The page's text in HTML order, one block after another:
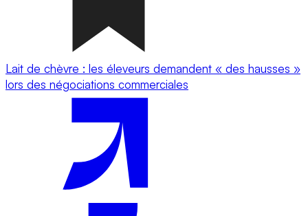
Lait de chèvre : les éleveurs demandent « des hausses »
lors des négociations commerciales